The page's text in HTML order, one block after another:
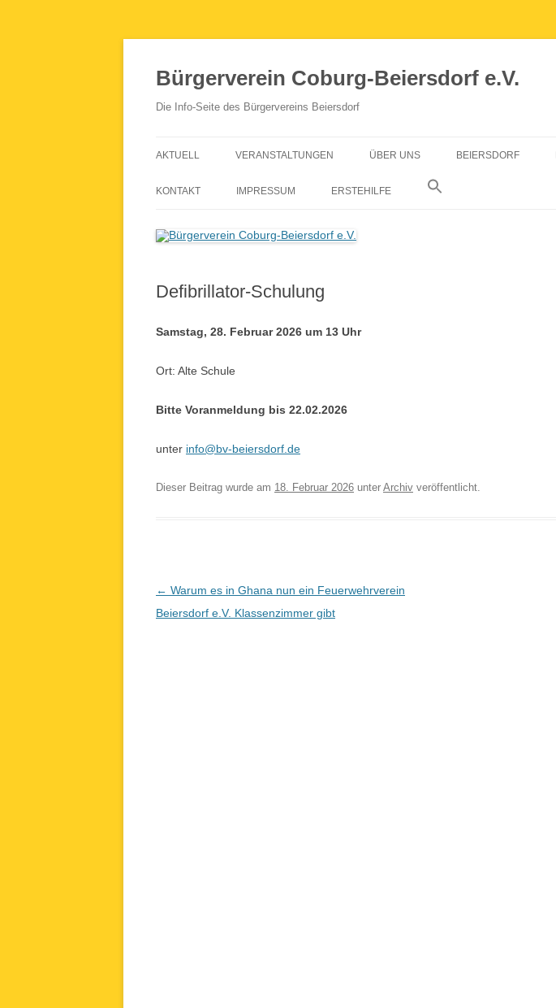
Bürgerverein Coburg-Beiersdorf e.V.
Die Info-Seite des Bürgervereins Beiersdorf
AKTUELL VERANSTALTUNGEN ÜBER UNS
VORSTAND
BEIERSDORF
KONTAKT IMPRESSUM ERSTEHILFE
Defibrillator-Schulung
Samstag, 28. Februar 2026 um 13 Uhr
Ort: Alte Schule
Bitte Voranmeldung bis 22.02.2026
unter info@bv-beiersdorf.de
Dieser Beitrag wurde am 18. Februar 2026 unter Archiv veröffentlicht.
Beitragsnavigation
← Warum es in Ghana nun ein Feuerwehrverein
Beiersdorf e.V. Klassenzimmer gibt